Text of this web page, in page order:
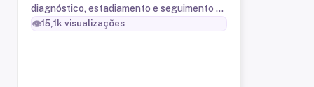
diagnóstico, estadiamento e seguimento da
doença trofoblástica gestacional
👁️15,1k visualizações